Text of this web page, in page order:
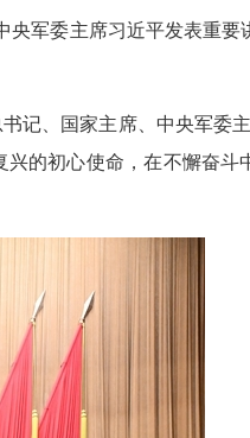
央军委主席习近平发表重要
记、国家主席、中央军委
的初心使命，在不懈奋斗